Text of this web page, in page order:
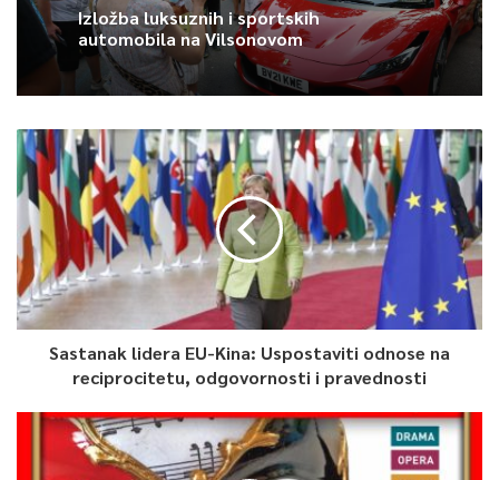
Izložba luksuznih i sportskih
automobila na Vilsonovom
Sastanak lidera EU-Kina: Uspostaviti odnose na
reciprocitetu, odgovornosti i pravednosti